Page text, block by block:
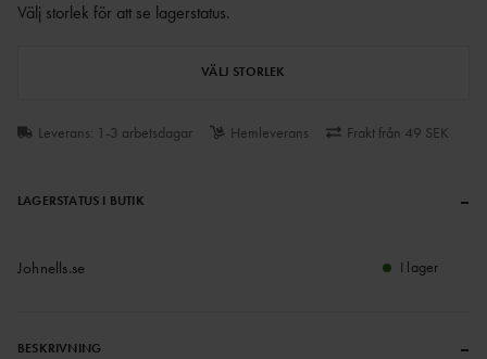
Välj storlek för att se lagerstatus.
VÄLJ STORLEK
Leverans: 1-3 arbetsdagar Hemleverans Frakt från 49 SEK
LAGERSTATUS I BUTIK –
Johnells.se I lager
BESKRIVNING –